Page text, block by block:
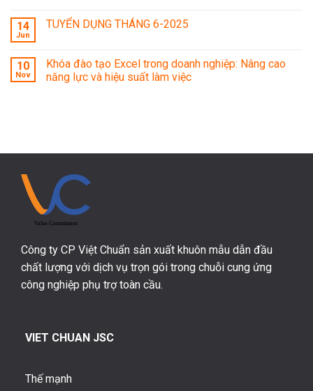
14
Jun
TUYỂN DỤNG THÁNG 6-2025
10
Nov
Khóa đào tạo Excel trong doanh nghiệp: Nâng cao
năng lực và hiệu suất làm việc
Công ty CP Việt Chuẩn sản xuất khuôn mẫu dẫn đầu
chất lượng với dịch vụ trọn gói trong chuỗi cung ứng
công nghiệp phụ trợ toàn cầu.
VIET CHUAN JSC
Thế mạnh